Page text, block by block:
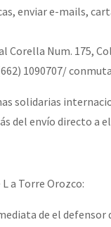
enviar e-mails,
Corella Num. 175,
1090707/
solidarias
del envío directo a
a Torre Orozco:
de el defensor